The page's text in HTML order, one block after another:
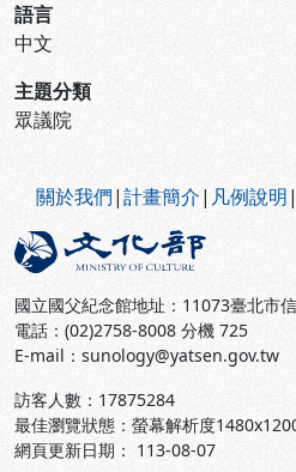
語言
中文
主題分類
眾議院
關於我們|計畫簡介| 凡例說明|
國立國父紀念館地址：11073臺北市
電話：(02)2758-8008 分機 725
E-mail：sunology@yatsen.gov.tw
訪客人數： 17875284
最佳瀏覽狀態：螢幕解析度
網頁更新日期： 113-08-07